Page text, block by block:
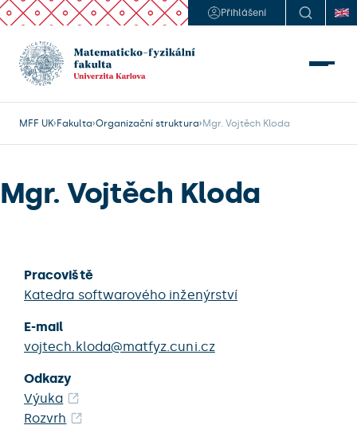
Přihlášení
MFF UK Fakulta Organizační struktura Mgr. Vojtěch Kloda
Mgr. Vojtěch Kloda
Pracoviště
Katedra softwarového inženýrství
E-mail
vojtech.kloda@matfyz.cuni.cz
Odkazy
Výuka
Rozvrh